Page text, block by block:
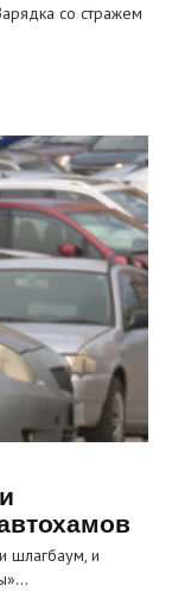
со стражем
шлагбаум, и